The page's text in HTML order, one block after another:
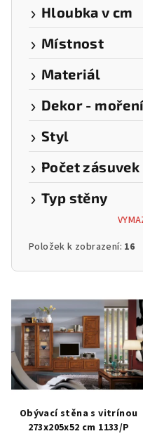
Hloubka v cm
Místnost
Materiál
Dekor - moření
Styl
Počet zásuvek
Typ stěny
Položek k zobrazení: 16
ý
p
s
p
Obývací stěna s vitrínou
273x205x52 cm 1133/P